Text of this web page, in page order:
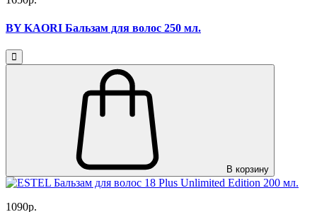
BY KAORI Бальзам для волос 250 мл.
В корзину
1090р.